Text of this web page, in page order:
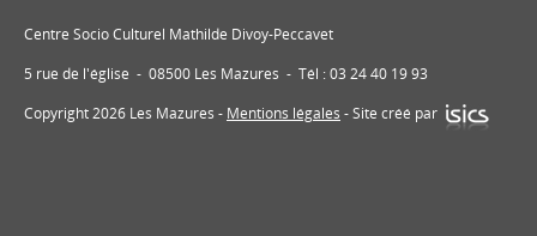
Centre Socio Culturel Mathilde Divoy-Peccavet
5 rue de l'église - 08500 Les Mazures - Tél : 03 24 40 19 93
Copyright 2026 Les Mazures - Mentions légales - Site créé par